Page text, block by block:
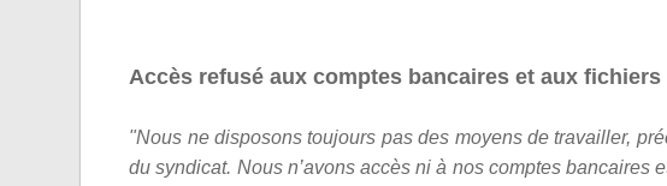
Accès refusé aux comptes bancaires et aux
"Nous ne disposons toujours pas des moyens de travailler,
du syndicat. Nous n’avons accès ni à nos comptes bancaires